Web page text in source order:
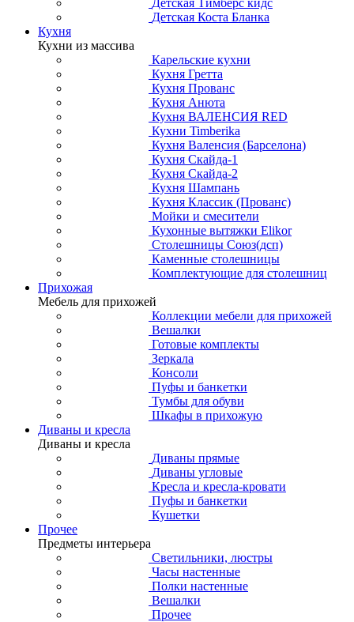
Детская Коста Бланка
Кухня
Кухни из массива
Карельские кухни
Кухня Гретта
Кухня Прованс
Кухня Анюта
Кухня ВАЛЕНСИЯ RED
Кухни Timberika
Кухня Валенсия (Барселона)
Кухня Скайда-1
Кухня Скайда-2
Кухня Шампань
Кухня Классик (Прованс)
Мойки и смесители
Кухонные вытяжки Elikor
Столешницы Союз(дсп)
Каменные столешницы
Комплектующие для столешниц
Прихожая
Мебель для прихожей
Коллекции мебели для прихожей
Вешалки
Готовые комплекты
Зеркала
Консоли
Пуфы и банкетки
Тумбы для обуви
Шкафы в прихожую
Диваны и кресла
Диваны и кресла
Диваны прямые
Диваны угловые
Кресла и кресла-кровати
Пуфы и банкетки
Кушетки
Прочее
Предметы интерьера
Светильники, люстры
Часы настенные
Полки настенные
Вешалки
Прочее